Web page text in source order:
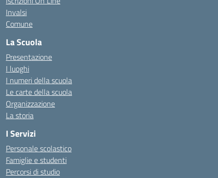
Invalsi
Comune
La Scuola
Presentazione
I luoghi
I numeri della scuola
Le carte della scuola
Organizzazione
La storia
I Servizi
Personale scolastico
Famiglie e studenti
Percorsi di studio